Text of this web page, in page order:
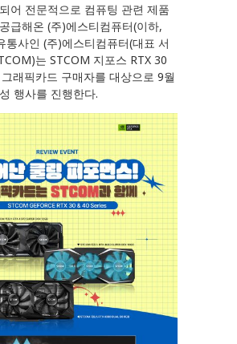
어 전문적으로 컴퓨팅 관련 제품
급해온 (주)에스티컴퓨터(이하,
통사인 (주)에스티컴퓨터(대표 서
는 STCOM 지포스 RTX 30
래픽카드 구매자를 대상으로 9월
행사를 진행한다.